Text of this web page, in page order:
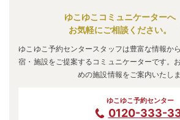
ゆこゆこコミュニケーターへ
お気軽にご相談ください。
ゆこゆこ予約センタースタッフは豊富な情報か
宿・施設をご提案するコミュニケーターです。
めの施設情報をご案内いたしま
ゆこゆこ予約センター
0120-333-